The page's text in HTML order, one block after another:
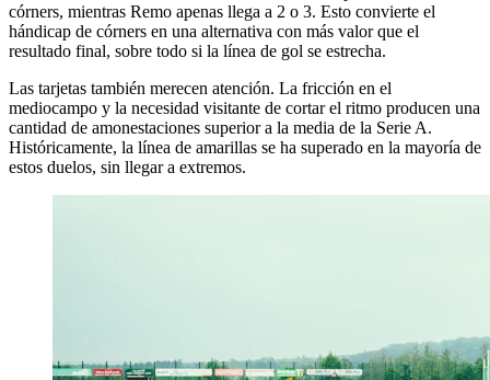
córners, mientras Remo apenas llega a 2 o 3. Esto convierte el
hándicap de córners en una alternativa con más valor que el
resultado final, sobre todo si la línea de gol se estrecha.
Las tarjetas también merecen atención. La fricción en el
mediocampo y la necesidad visitante de cortar el ritmo producen una
cantidad de amonestaciones superior a la media de la Serie A.
Históricamente, la línea de amarillas se ha superado en la mayoría de
estos duelos, sin llegar a extremos.